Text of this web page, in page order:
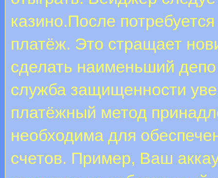
казино.После
платёж. Это стращает
сделать наименьший
служба защищенности
платёжный метод
необходима для
счетов. Пример, Ваш